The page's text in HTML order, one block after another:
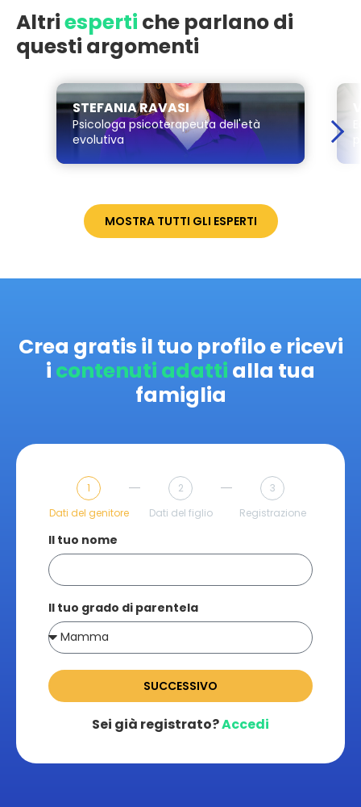
Altriesperti che parlano di
questi argomenti
STEFANIA RAVASI
Psicologa psicoterapeuta dell'età
evolutiva
MOSTRA TUTTI GLI ESPERTI
Crea gratis il tuo profilo e ricevi
i contenuti adatti alla tua
famiglia
1
Dati del genitore
2
Dati del figlio
3
Registrazione
Il tuo nome
Il tuo grado di parentela
SUCCESSIVO
Sei già registrato?Accedi